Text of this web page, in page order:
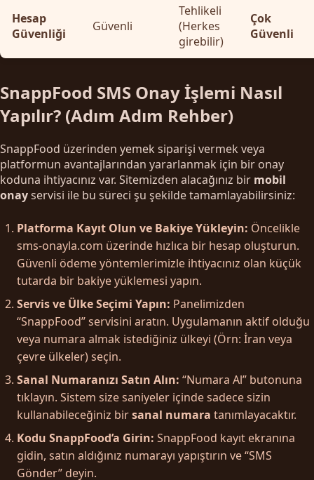
Hesap
Güvenliği
Güvenli
Tehlikeli
(Herkes
girebilir)
Çok
Güvenli
SnappFood SMS Onay İşlemi Nasıl
Yapılır? (Adım Adım Rehber)
SnappFood üzerinden yemek siparişi vermek veya
platformun avantajlarından yararlanmak için bir onay
koduna ihtiyacınız var. Sitemizden alacağınız bir mobil
onayservisi ile bu süreci şu şekilde tamamlayabilirsiniz:
Platforma Kayıt Olun ve Bakiye Yükleyin: Öncelikle
sms-onayla.com üzerinde hızlıca bir hesap oluşturun.
Güvenli ödeme yöntemlerimizle ihtiyacınız olan küçük
tutarda bir bakiye yüklemesi yapın.
Servis ve Ülke Seçimi Yapın: Panelimizden
“SnappFood” servisini aratın. Uygulamanın aktif olduğu
veya numara almak istediğiniz ülkeyi (Örn: İran veya
çevre ülkeler) seçin.
Sanal Numaranızı Satın Alın: “Numara Al” butonuna
tıklayın. Sistem size saniyeler içinde sadece sizin
kullanabileceğiniz birsanal numara tanımlayacaktır.
Kodu SnappFood’a Girin: SnappFood kayıt ekranına
gidin, satın aldığınız numarayı yapıştırın ve “SMS
Gönder” deyin.